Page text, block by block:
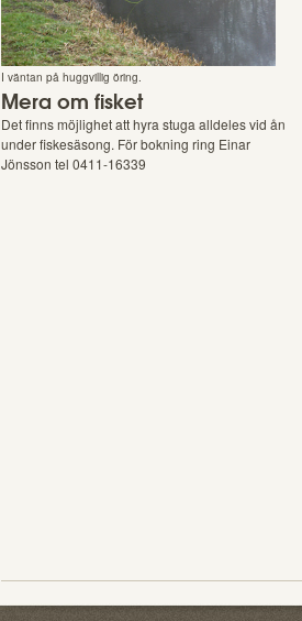
I väntan på huggvillig öring.
Mera om fisket
Det finns möjlighet att hyra stuga alldeles vid ån
under fiskesäsong. För bokning ring Einar
Jönsson tel 0411-16339